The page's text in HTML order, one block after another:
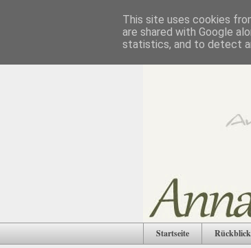
Startseite Rückblick
This site uses cookies
are shared with Google
statistics, and to detect